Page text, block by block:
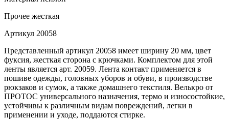
Прочее жесткая
Артикул 20058
Представленный артикул 20058 имеет ширину 20 мм, цвет
фуксия, жесткая сторона с крючками. Комплектом для этой
ленты является арт. 20059. Лента контакт применяется в
пошиве одежды, головных уборов и обуви, в производстве
рюкзаков и сумок, а также домашнего текстиля. Велькро от
ПРОТОС универсального назначения, термо и износостойкие,
устойчивы к различным видам повреждений, легки в
применении и уходе, поддаются стирке.